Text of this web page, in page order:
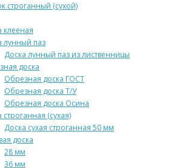
строганный (сухой)
клееная
лунный паз
Доска лунный паз из лиственницы
доска
Обрезная доска ГОСТ
Обрезная доска Т/У
Обрезная доска Осина
строганная (сухая)
Доска сухая строганная 50 мм
доска
28 мм
36 мм